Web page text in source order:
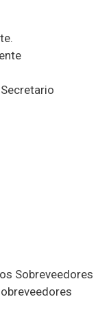
Sobreveedores